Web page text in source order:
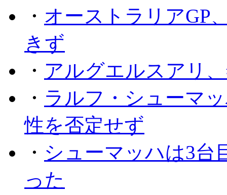
・ オーストラリアGP
きず
・ アルグエルスアリ
・ ラルフ・シューマ
性を否定せず
・ シューマッハは3台
った